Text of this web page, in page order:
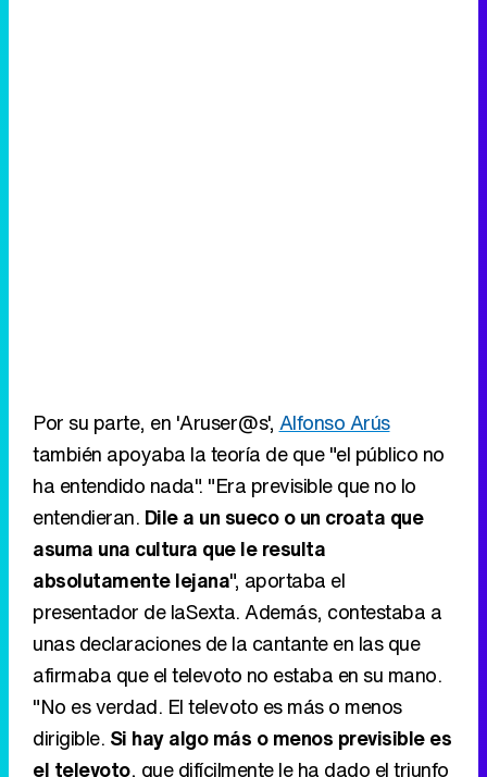
Por su parte, en 'Aruser@s', Alfonso Arús
también apoyaba la teoría de que "el público no
ha entendido nada". "Era previsible que no lo
entendieran. Dile a un sueco o un croata que
asuma una cultura que le resulta
absolutamente lejana", aportaba el
presentador de laSexta. Además, contestaba a
unas declaraciones de la cantante en las que
afirmaba que el televoto no estaba en su mano.
"No es verdad. El televoto es más o menos
dirigible. Si hay algo más o menos previsible es
el televoto, que difícilmente le ha dado el triunfo